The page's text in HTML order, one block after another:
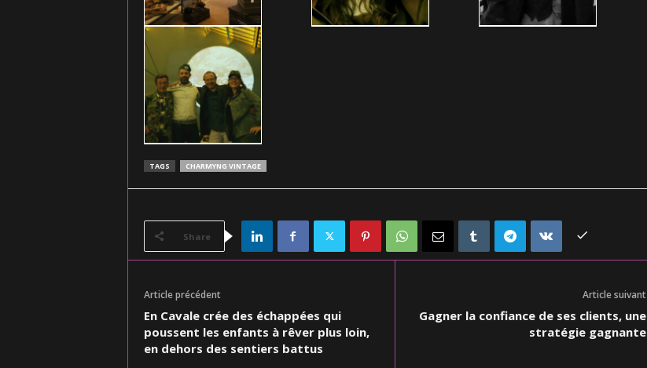
TAGS CHARMYNG VINTAGE
Share
Article précédent
En Cavale crée des échappées qui
poussent les enfants à rêver plus loin,
en dehors des sentiers battus
Article suivant
Gagner la confiance de ses clients, une
stratégie gagnante